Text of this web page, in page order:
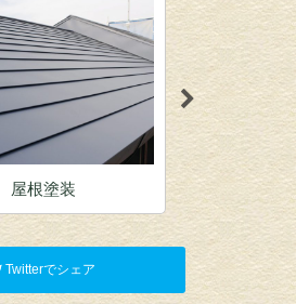
屋根塗装 内
Twitterでシェア